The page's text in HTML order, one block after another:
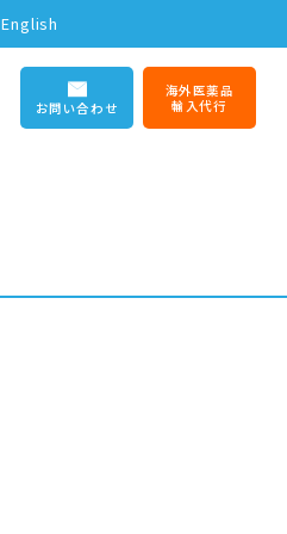
English
お問い合わせ
海外医薬品
輸入代行